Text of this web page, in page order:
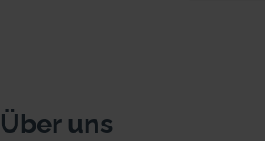
Über uns